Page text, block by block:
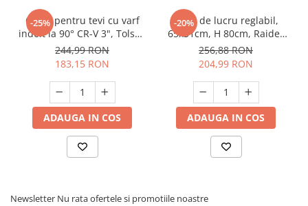
Suflante Frunze
Unelte Gradinarit
Ventilatoare & Sisteme Racire
Aparate de aer conditionat
Zootehnie
Foarfeci tuns oi
Incubatoare oua
-25%
Cheie pentru tevi cu varf
indoit la 90° CR-V 3", Tolsen
10254
244,99 RON
183,15 RON
ADAUGA IN COS
-20%
Banc de lucru reglabil,
65x51cm, H 80cm, Raider
139970
256,88 RON
204,99 RON
ADAUGA IN COS
Newsletter Nu rata ofertele si promotiile noastre